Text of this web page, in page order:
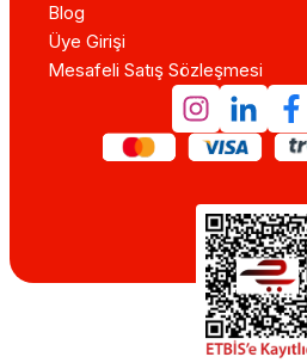
Blog
Üye Girişi
Mesafeli Satış Sözleşmesi